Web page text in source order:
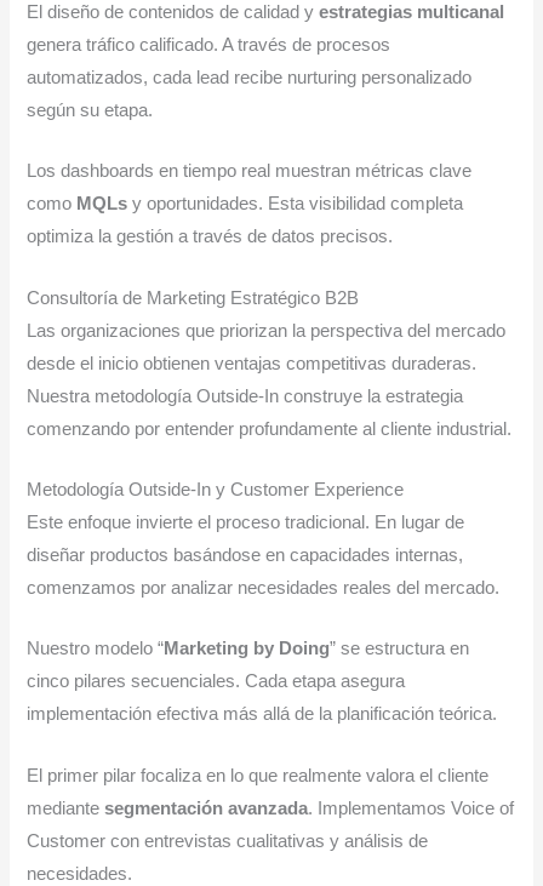
El diseño de contenidos de calidad yestrategias multicanal
genera tráfico calificado. A través de procesos
automatizados, cada lead recibe nurturing personalizado
según su etapa.
Los dashboards en tiempo real muestran métricas clave
como MQLs y oportunidades. Esta visibilidad completa
optimiza la gestión a través de datos precisos.
Consultoría de Marketing Estratégico B2B
Las organizaciones que priorizan la perspectiva del mercado
desde el inicio obtienen ventajas competitivas duraderas.
Nuestra metodología Outside-In construye la estrategia
comenzando por entender profundamente al cliente industrial.
Metodología Outside-In y Customer Experience
Este enfoque invierte el proceso tradicional. En lugar de
diseñar productos basándose en capacidades internas,
comenzamos por analizar necesidades reales del mercado.
Nuestro modelo “Marketing by Doing” se estructura en
cinco pilares secuenciales. Cada etapa asegura
implementación efectiva más allá de la planificación teórica.
El primer pilar focaliza en lo que realmente valora el cliente
mediantesegmentación avanzada. Implementamos Voice of
Customer con entrevistas cualitativas y análisis de
necesidades.